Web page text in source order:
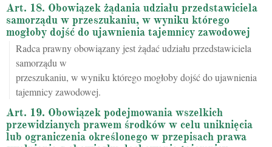
Art. 18. Obowiązek żądania udziału przedstawiciela
samorządu w przeszukaniu, w wyniku którego
mogłoby dojść do ujawnienia tajemnicy zawodowej
Radca prawny obowiązany jest żądać udziału przedstawiciela
samorządu w
przeszukaniu, w wyniku którego mogłoby dojść do ujawnienia
tajemnicy zawodowej.
Art. 19. Obowiązek podejmowania wszelkich
przewidzianych prawem środków w celu uniknięcia
lub ograniczenia określonego w przepisach prawa